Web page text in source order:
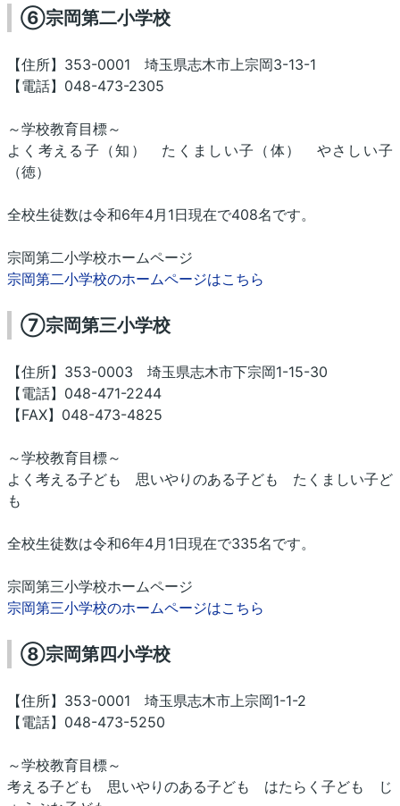
⑥宗岡第二小学校
【住所】353-0001 埼玉県志木市上宗岡3-13-1
【電話】048-473-2305
～学校教育目標～
よく考える子（知） たくましい子（体） やさしい子
（徳）
全校生徒数は令和6年4月1日現在で408名です。
宗岡第二小学校ホームページ
宗岡第二小学校のホームページはこちら
⑦宗岡第三小学校
【住所】353-0003 埼玉県志木市下宗岡1-15-30
【電話】048-471-2244
【FAX】048-473-4825
～学校教育目標～
よく考える子ども 思いやりのある子ども たくましい子ど
も
全校生徒数は令和6年4月1日現在で335名です。
宗岡第三小学校ホームページ
宗岡第三小学校のホームページはこちら
⑧宗岡第四小学校
【住所】353-0001 埼玉県志木市上宗岡1-1-2
【電話】048-473-5250
～学校教育目標～
考える子ども 思いやりのある子ども はたらく子ども じ